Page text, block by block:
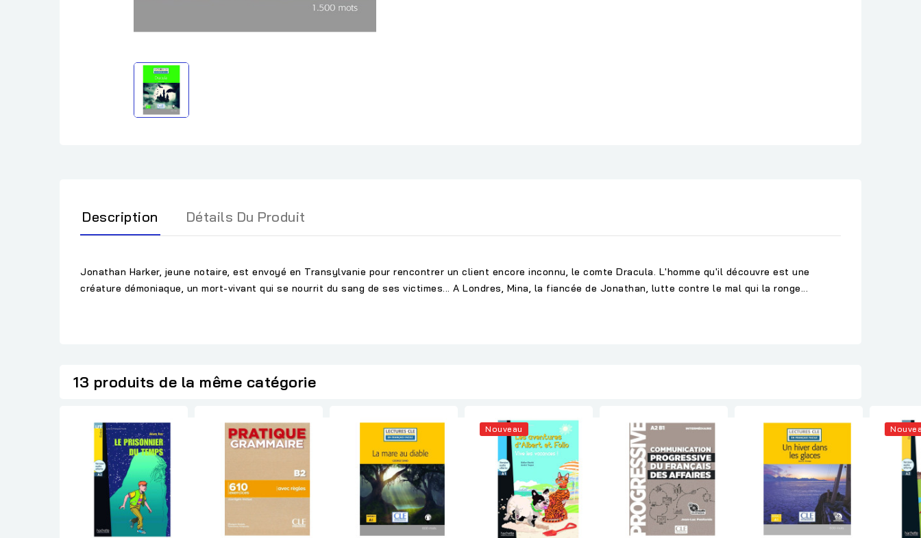
Description Détails Du Produit
Jonathan Harker, jeune notaire, est envoyé en Transylvanie pour rencontrer un client encore inconnu, le comte Dracula. L'homme qu'il découvre est une
créature démoniaque, un mort-vivant qui se nourrit du sang de ses victimes... A Londres, Mina, la fiancée de Jonathan, lutte contre le mal qui la ronge...
13 produits de la même catégorie
Nouveau